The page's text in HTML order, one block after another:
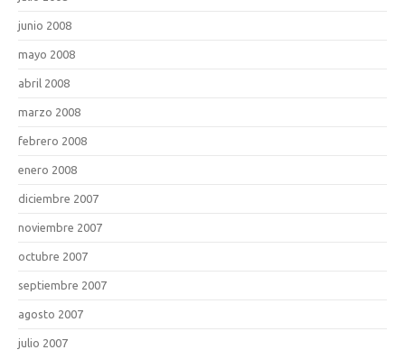
junio 2008
mayo 2008
abril 2008
marzo 2008
febrero 2008
enero 2008
diciembre 2007
noviembre 2007
octubre 2007
septiembre 2007
agosto 2007
julio 2007